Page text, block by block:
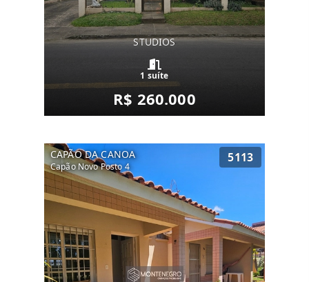
STUDIOS
1 suíte
R$ 260.000
CAPÃO DA CANOA
Capão Novo Posto 4
5113